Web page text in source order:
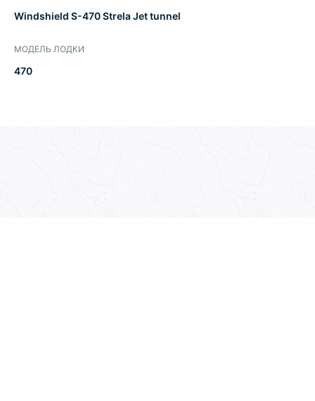
Windshield S-470 Strela Jet tunnel
МОДЕЛЬ ЛОДКИ
470